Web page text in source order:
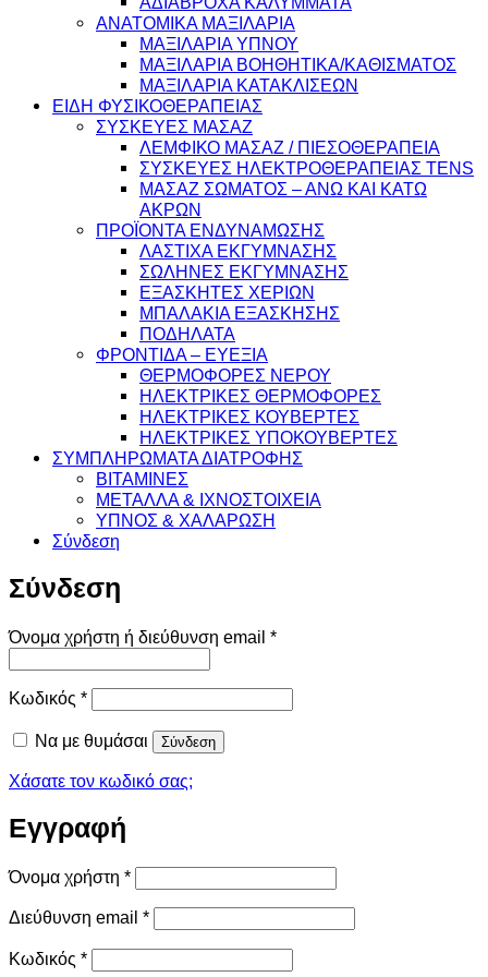
ΑΝΑΤΟΜΙΚΑ ΜΑΞΙΛΑΡΙΑ
ΜΑΞΙΛΑΡΙΑ ΥΠΝΟΥ
ΜΑΞΙΛΑΡΙΑ ΒΟΗΘΗΤΙΚΑ/ΚΑΘΙΣΜΑΤΟΣ
ΜΑΞΙΛΑΡΙΑ ΚΑΤΑΚΛΙΣΕΩΝ
ΕΙΔΗ ΦΥΣΙΚΟΘΕΡΑΠΕΙΑΣ
ΣΥΣΚΕΥΕΣ ΜΑΣΑΖ
ΛΕΜΦΙΚΟ ΜΑΣΑΖ / ΠΙΕΣΟΘΕΡΑΠΕΙΑ
ΣΥΣΚΕΥΕΣ ΗΛΕΚΤΡΟΘΕΡΑΠΕΙΑΣ TENS
ΜΑΣΑΖ ΣΩΜΑΤΟΣ – ΑΝΩ ΚΑΙ ΚΑΤΩ
ΑΚΡΩΝ
ΠΡΟΪΟΝΤΑ ΕΝΔΥΝΑΜΩΣΗΣ
ΛΑΣΤΙΧΑ ΕΚΓΥΜΝΑΣΗΣ
ΣΩΛΗΝΕΣ ΕΚΓΥΜΝΑΣΗΣ
ΕΞΑΣΚΗΤΕΣ ΧΕΡΙΩΝ
ΜΠΑΛΑΚΙΑ ΕΞΑΣΚΗΣΗΣ
ΠΟΔΗΛΑΤΑ
ΦΡΟΝΤΙΔΑ – ΕΥΕΞΙΑ
ΘΕΡΜΟΦΟΡΕΣ ΝΕΡΟΥ
ΗΛΕΚΤΡΙΚΕΣ ΘΕΡΜΟΦΟΡΕΣ
ΗΛΕΚΤΡΙΚΕΣ ΚΟΥΒΕΡΤΕΣ
ΗΛΕΚΤΡΙΚΕΣ ΥΠΟΚΟΥΒΕΡΤΕΣ
ΣΥΜΠΛΗΡΩΜΑΤΑ ΔΙΑΤΡΟΦΗΣ
ΒΙΤΑΜΙΝΕΣ
ΜΕΤΑΛΛΑ & ΙΧΝΟΣΤΟΙΧΕΙΑ
ΥΠΝΟΣ & ΧΑΛΑΡΩΣΗ
Σύνδεση
Σύνδεση
Όνομα χρήστη ή διεύθυνση email *Απαιτείται
Κωδικός *Απαιτείται
Να με θυμάσαι Σύνδεση
Χάσατε τον κωδικό σας;
Εγγραφή
Όνομα χρήστη *Απαιτείται
Διεύθυνση email *Απαιτείται
Κωδικός *Απαιτείται